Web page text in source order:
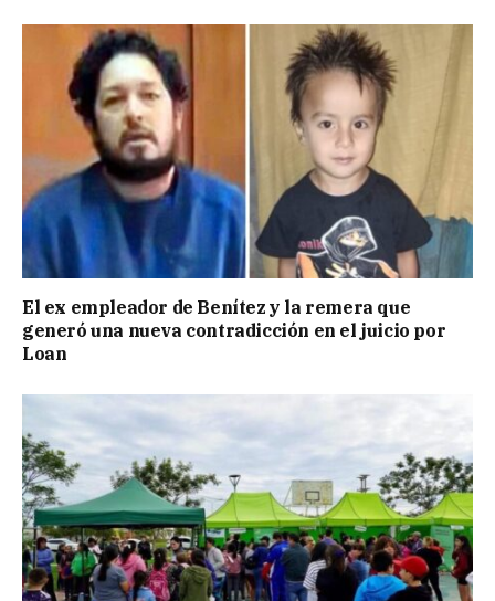
El ex empleador de Benítez y la remera que
generó una nueva contradicción en el juicio por
Loan